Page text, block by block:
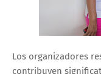
Los organizadores
contribuyen